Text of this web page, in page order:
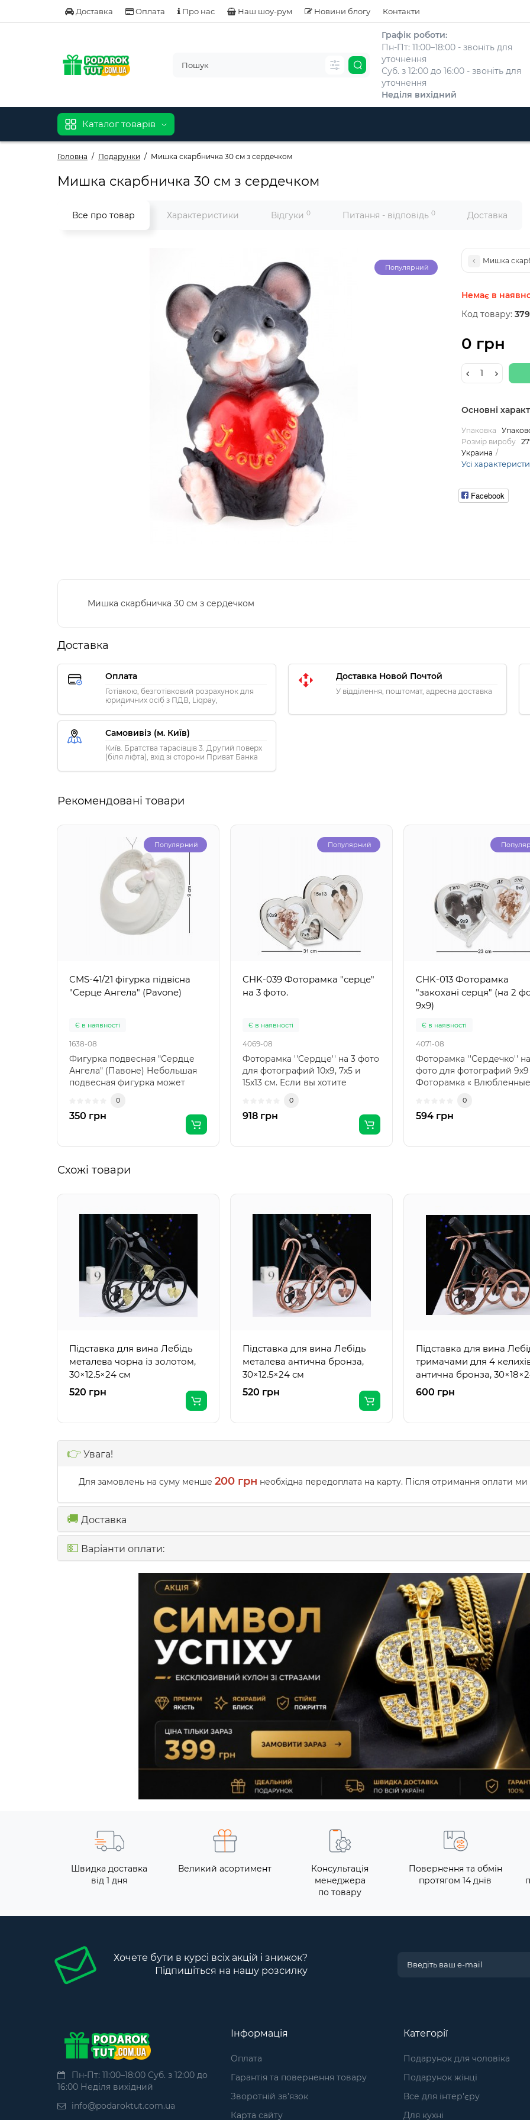
Доставка Оплата Про нас Наш шоу-рум Новини блогу Контакти
Графік роботи:
Пн-Пт: 11:00–18:00 - звоніть для
уточнення
Суб. з 12:00 до 16:00 - звоніть для
уточнення
Неділя вихідний
Каталог товарів
Головна Подарунки Мишка скарбничка 30 см з сердечком
Мишка скарбничка 30 см з сердечком
Все про товар Характеристики Відгуки 0 Питання - відповідь 0 Доставка
Популярний
Мишка
Немає в
Код товару:
0 грн
Основні
Упаковка
Розмір виробу
Украина
Усі
Facebook
Мишка скарбничка 30 см з сердечком
Доставка
Оплата
Готівкою, безготівковий розрахунок для
юридичних осіб з ПДВ, Liqpay,
Visa/MasterCard, Privat24
Доставка Новой Почтой
У відділення, поштомат, адресна доставка
Самовивіз (м. Київ)
Київ. Братства тарасівців 3. Другий поверх
(біля ліфта), вхід зі сторони Приват Банка
Рекомендовані товари
Популярний
CMS-41/21 фігурка підвісна
"Серце Ангела" (Pavone)
Є в наявності
1638-08
Фигурка подвесная "Сердце
Ангела" (Павоне) Небольшая
подвесная фигурка может
0
350 грн
Популярний
CHK-039 Фоторамка "серце"
на 3 фото.
Є в наявності
4069-08
Фоторамка ''Сердце'' на 3 фото
для фотографий 10х9, 7х5 и
15х13 см. Если вы хотите
0
918 грн
CHK-013 Фоторамка
"закохані серця" (на 2
9х9)
Є в наявності
4071-08
Фоторамка ''Сердечко''
фото для фотографий 9х9
Фоторамка « Влюбленные
0
594 грн
Схожі товари
Підставка для вина Лебідь
металева чорна із золотом,
30×12.5×24 см
520 грн
Підставка для вина Лебідь
металева антична бронза,
30×12.5×24 см
520 грн
Підставка для вина
тримачами для 4
антична бронза,
600 грн
👉 Увага!
Для замовлень на суму менше 200 грн необхідна передоплата на карту. Після отримання оплати
🚚 Доставка
💵 Варіанти оплати:
Швидка доставка
від 1 дня
Великий асортимент
Консультація
менеджера
по товару
Повернення та обмін
протягом 14 днів
Хочете бути в курсі всіх акцій і знижок?
Підпишіться на нашу розсилку
Пн-Пт: 11:00–18:00 Суб. з 12:00 до
16:00 Неділя вихідний
info@podaroktut.com.ua
Інформація
Оплата
Гарантія та повернення товару
Зворотній зв’язок
Карта сайту
Категорії
Подарунок для чоловіка
Подарунок жінці
Все для інтер'єру
Для кухні